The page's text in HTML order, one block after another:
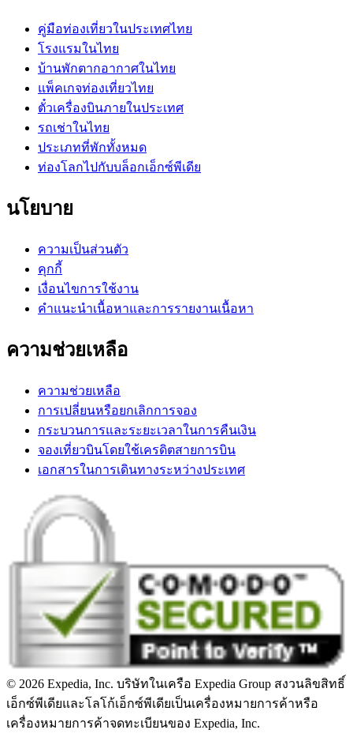
คู่มือท่องเที่ยวในประเทศไทย
โรงแรมในไทย
บ้านพักตากอากาศในไทย
แพ็คเกจท่องเที่ยวไทย
ตั๋วเครื่องบินภายในประเทศ
รถเช่าในไทย
ประเภทที่พักทั้งหมด
ท่องโลกไปกับบล็อกเอ็กซ์พีเดีย
นโยบาย
ความเป็นส่วนตัว
คุกกี้
เงื่อนไขการใช้งาน
คำแนะนำเนื้อหาและการรายงานเนื้อหา
ความช่วยเหลือ
ความช่วยเหลือ
การเปลี่ยนหรือยกเลิกการจอง
กระบวนการและระยะเวลาในการคืนเงิน
จองเที่ยวบินโดยใช้เครดิตสายการบิน
เอกสารในการเดินทางระหว่างประเทศ
© 2026 Expedia, Inc. บริษัทในเครือ Expedia Group สงวนลิขสิทธิ์
เอ็กซ์พีเดียและโลโก้เอ็กซ์พีเดียเป็นเครื่องหมายการค้าหรือ
เครื่องหมายการค้าจดทะเบียนของ Expedia, Inc.